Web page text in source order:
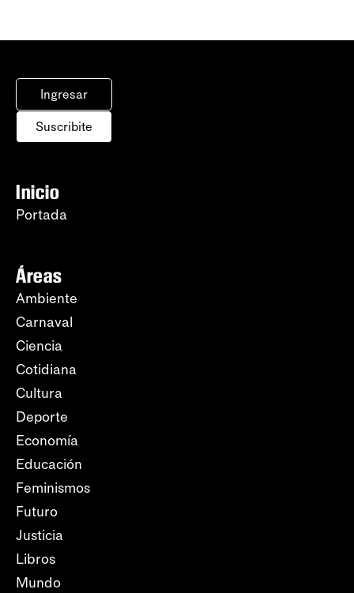
Ingresar
Suscribite
Inicio
Portada
Áreas
Ambiente
Carnaval
Ciencia
Cotidiana
Cultura
Deporte
Economía
Educación
Feminismos
Futuro
Justicia
Libros
Mundo